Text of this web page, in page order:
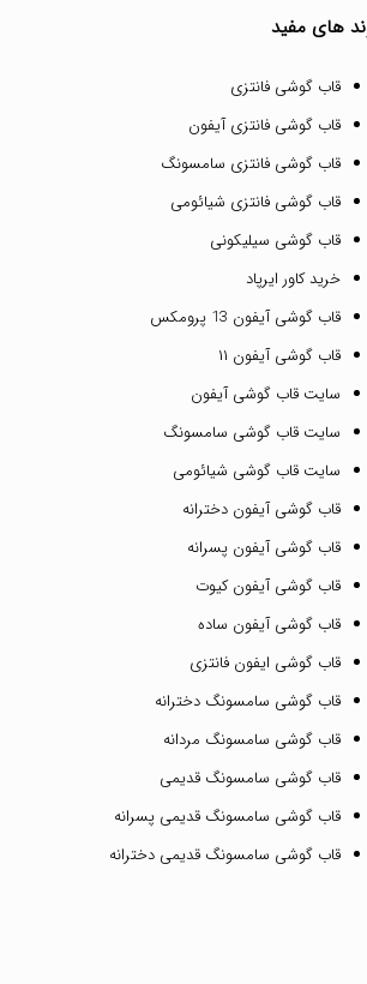
های مفید
قاب گوشی فانتزی
قاب گوشی فانتزی آیفون
قاب گوشی فانتزی سامسونگ
قاب گوشی فانتزی شیائومی
قاب گوشی سیلیکونی
خرید کاور ایرپاد
قاب گوشی آیفون 13 پرومکس
قاب گوشی آیفون ۱۱
سایت قاب گوشی آیفون
سایت قاب گوشی سامسونگ
سایت قاب گوشی شیائومی
قاب گوشی آیفون دخترانه
قاب گوشی آیفون پسرانه
قاب گوشی آیفون کیوت
قاب گوشی آیفون ساده
قاب گوشی ایفون فانتزی
قاب گوشی سامسونگ دخترانه
قاب گوشی سامسونگ مردانه
قاب گوشی سامسونگ قدیمی
قاب گوشی سامسونگ قدیمی پسرانه
قاب گوشی سامسونگ قدیمی دخترانه